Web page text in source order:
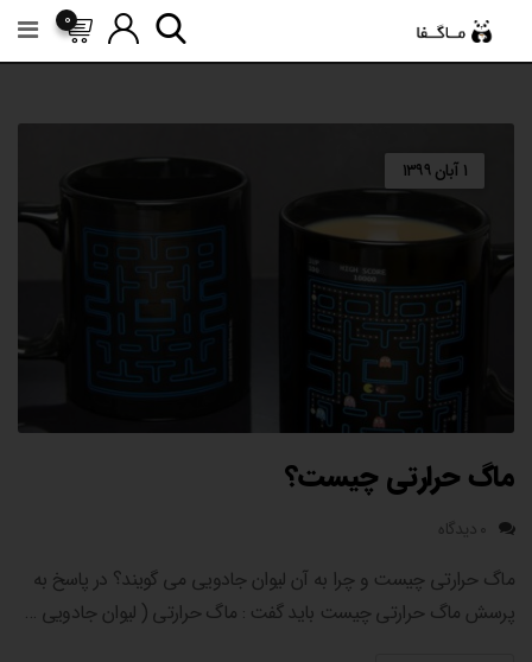
0
۱ آبان ۱۳۹۹
ماگ حرارتی چیست؟
۰ دیدگاه
ماگ حرارتی چیست و چرا به آن لیوان جادویی می گویند؟ در پاسخ به
پرسش ماگ حرارتی چیست باید گفت : ماگ حرارتی ( لیوان جادویی …